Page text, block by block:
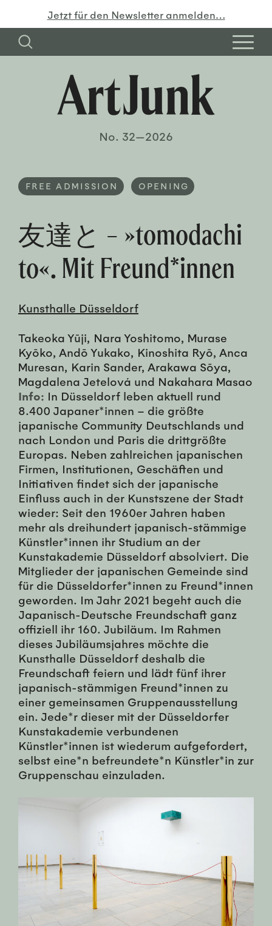
Jetzt für den Newsletter anmelden…
No. 32—2026
FREE ADMISSION OPENING
友達と – »tomodachi
to«. Mit Freund*innen
Kunsthalle Düsseldorf
Takeoka Yūji, Nara Yoshitomo, Murase
Kyōko, Andō Yukako, Kinoshita Ryō, Anca
Muresan, Karin Sander, Arakawa Sōya,
Magdalena Jetelová und Nakahara Masao
Info: In Düsseldorf leben aktuell rund
8.400 Japaner*innen – die größte
japanische Community Deutschlands und
nach London und Paris die drittgrößte
Europas. Neben zahlreichen japanischen
Firmen, Institutionen, Geschäften und
Initiativen findet sich der japanische
Einfluss auch in der Kunstszene der Stadt
wieder: Seit den 1960er Jahren haben
mehr als dreihundert japanisch-stämmige
Künstler*innen ihr Studium an der
Kunstakademie Düsseldorf absolviert. Die
Mitglieder der japanischen Gemeinde sind
für die Düsseldorfer*innen zu Freund*innen
geworden. Im Jahr 2021 begeht auch die
Japanisch-Deutsche Freundschaft ganz
offiziell ihr 160. Jubiläum. Im Rahmen
dieses Jubiläumsjahres möchte die
Kunsthalle Düsseldorf deshalb die
Freundschaft feiern und lädt fünf ihrer
japanisch-stämmigen Freund*innen zu
einer gemeinsamen Gruppenausstellung
ein. Jede*r dieser mit der Düsseldorfer
Kunstakademie verbundenen
Künstler*innen ist wiederum aufgefordert,
selbst eine*n befreundete*n Künstler*in zur
Gruppenschau einzuladen.